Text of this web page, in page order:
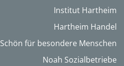
Institut Hartheim
Hartheim Handel
Schön für besondere Menschen
Noah Sozialbetriebe